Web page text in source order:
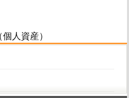
人資産）